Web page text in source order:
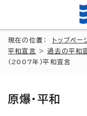
現在の位置： トップペー
平和宣言
>過去の平和
（2007年）平和宣言
原爆・平和